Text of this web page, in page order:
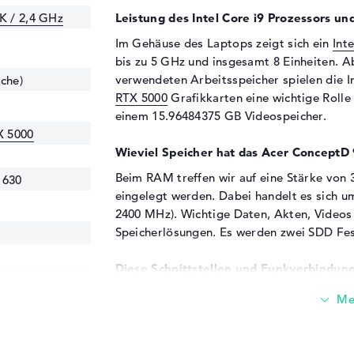
/ 2,4 GHz
5000
Leistung des Intel Core i9 Prozessors
Im Gehäuse des Laptops zeigt sich ein
bis zu 5 GHz und insgesamt 8 Einheiten.
verwendeten Arbeitsspeicher spielen die
RTX 5000Grafikkarten eine wichtige Rolle
einem 15.96484375 GB Videospeicher.
Wieviel Speicher hat das Acer ConceptD
Beim RAM treffen wir auf eine Stärke von
eingelegt werden. Dabei handelt es sich
2400 MHz). Wichtige Daten, Akten,
Speicherlösungen. Es werden zwei SDD
Diese Schnittstellen und
Mit Unterstützung klassischer Ports in